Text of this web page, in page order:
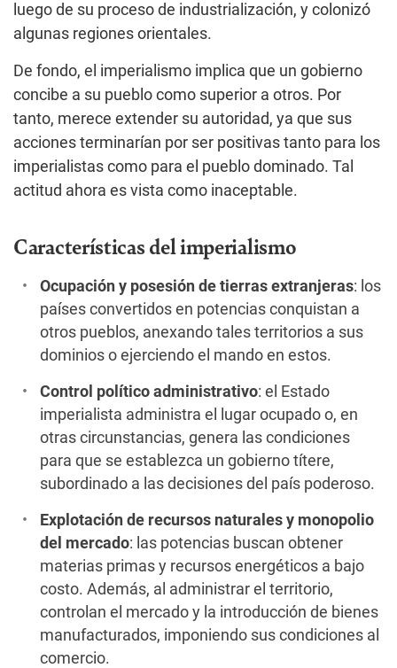
luego de su proceso de industrialización, y colonizó
algunas regiones orientales.
De fondo, el imperialismo implica que un gobierno
concibe a su pueblo como superior a otros. Por
tanto, merece extender su autoridad, ya que sus
acciones terminarían por ser positivas tanto para los
imperialistas como para el pueblo dominado. Tal
actitud ahora es vista como inaceptable.
Características del imperialismo
Ocupación y posesión de tierras extranjeras: los
países convertidos en potencias conquistan a
otros pueblos, anexando tales territorios a sus
dominios o ejerciendo el mando en estos.
Control político administrativo: el Estado
imperialista administra el lugar ocupado o, en
otras circunstancias, genera las condiciones
para que se establezca un gobierno títere,
subordinado a las decisiones del país poderoso.
Explotación de recursos naturales y monopolio
del mercado: las potencias buscan obtener
materias primas y recursos energéticos a bajo
costo. Además, al administrar el territorio,
controlan el mercado y la introducción de bienes
manufacturados, imponiendo sus condiciones al
comercio.